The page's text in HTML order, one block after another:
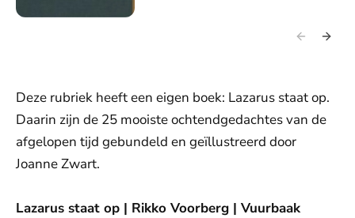
Deze rubriek heeft een eigen boek: Lazarus staat op.
Daarin zijn de 25 mooiste ochtendgedachtes van de
afgelopen tijd gebundeld en geïllustreerd door
Joanne Zwart.
Lazarus staat op | Rikko Voorberg | Vuurbaak